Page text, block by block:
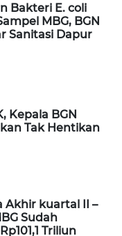
Bakteri E. coli
MBG, BGN
Sanitasi Dapur
Kepala BGN
Tak Hentikan
Akhir kuartal II –
Sudah
Triliun